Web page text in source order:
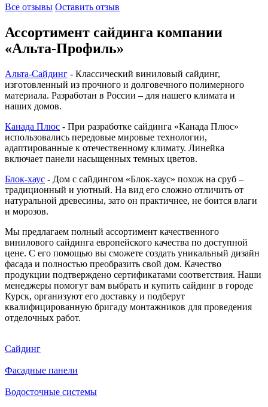
Все отзывы Оставить отзыв
Ассортимент сайдинга компании
«Альта-Профиль»
Альта-Сайдинг - Классический виниловый сайдинг,
изготовленный из прочного и долговечного полимерного
материала. Разработан в России – для нашего климата и
наших домов.
Канада Плюс - При разработке сайдинга «Канада Плюс»
использовались передовые мировые технологии,
адаптированные к отечественному климату. Линейка
включает панели насыщенных темных цветов.
Блок-хаус - Дом с сайдингом «Блок-хаус» похож на сруб –
традиционный и уютный. На вид его сложно отличить от
натуральной древесины, зато он практичнее, не боится влаги
и морозов.
Мы предлагаем полный ассортимент качественного
винилового сайдинга европейского качества по доступной
цене. С его помощью вы сможете создать уникальный дизайн
фасада и полностью преобразить свой дом. Качество
продукции подтверждено сертификатами соответствия. Наши
менеджеры помогут вам выбрать и купить сайдинг в городе
Курск, организуют его доставку и подберут
квалифицированную бригаду монтажников для проведения
отделочных работ.
Сайдинг
Фасадные панели
Водосточные системы